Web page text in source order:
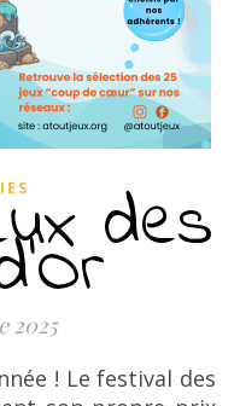
des
2025